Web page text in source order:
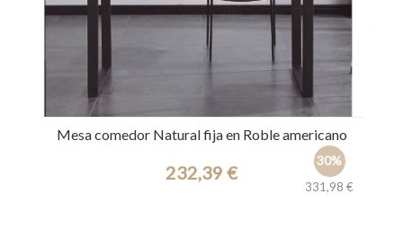
Mesa comedor Natural fija en Roble americano
30%
331,98 €
232,39 €